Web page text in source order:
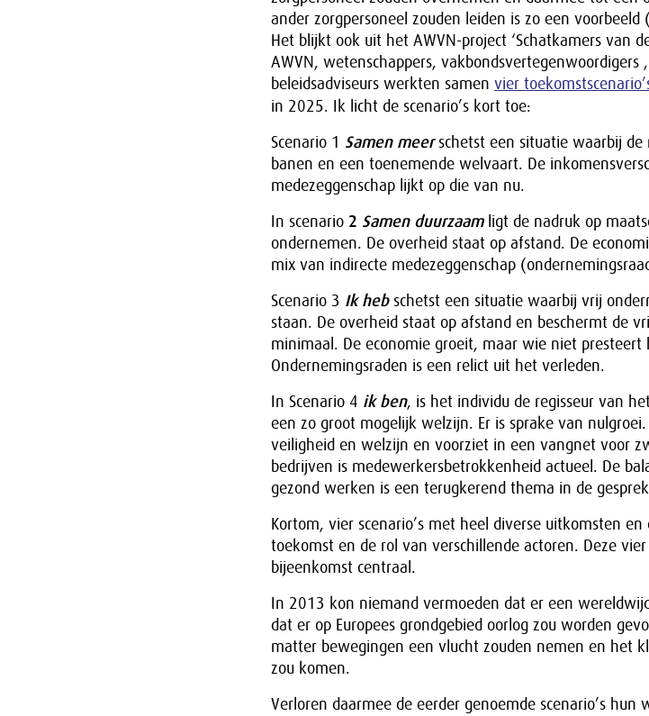
ander zorgpersoneel zouden leiden is zo een
Het blijkt ook uit het AWVN-project ‘Schatkamers van
AWVN, wetenschappers, vakbondsvertegenwoordigers
beleidsadviseurs werkten samen vier
in 2025. Ik licht de scenario’s kort toe:
Scenario 1 Samen meerschetst een situatie waarbij
banen en een toenemende welvaart. De
medezeggenschap lijkt op die van nu.
In scenario 2 Samen duurzaamligt de nadruk op
ondernemen. De overheid staat op afstand. De
mix van indirecte medezeggenschap
Scenario 3 Ik heb schetst een situatie waarbij vrij
staan. De overheid staat op afstand en beschermt de
minimaal. De economie groeit, maar wie niet
Ondernemingsraden is een relict uit het verleden.
In Scenario 4 ik ben, is het individu de regisseur van
een zo groot mogelijk welzijn. Er is sprake van
veiligheid en welzijn en voorziet in een vangnet voor
bedrijven is medewerkersbetrokkenheid actueel. De
gezond werken is een terugkerend thema in de
Kortom, vier scenario’s met heel diverse uitkomsten
toekomst en de rol van verschillende actoren. Deze
bijeenkomst centraal.
In 2013 kon niemand vermoeden dat er een
dat er op Europees grondgebied oorlog zou worden
matter bewegingen een vlucht zouden nemen en het
zou komen.
Verloren daarmee de eerder genoemde scenario’s hun